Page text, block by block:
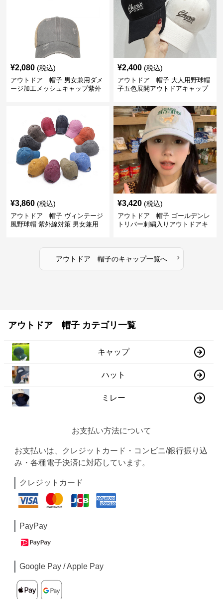
¥2,080 (税込)
アウトドア 帽子 男女兼用ダメ
ージ加工メッシュキャップ紫外
¥2,400 (税込)
アウトドア 帽子 大人用野球帽
子五色展開アウトドアキャップ
¥3,860 (税込)
アウトドア 帽子 ヴィンテージ
風野球帽 紫外線対策 男女兼用
¥3,420 (税込)
アウトドア 帽子 ゴールデンレ
トリバー刺繍入りアウトドアキ
アウトドア 帽子のキャップ一覧へ ›
アウトドア 帽子 カテゴリ一覧
キャップ
ハット
ミレー
お支払い方法について
お支払いは、クレジットカード・コンビニ/銀行振り込
み・各種電子決済に対応しています。
クレジットカード
PayPay
Google Pay / Apple Pay